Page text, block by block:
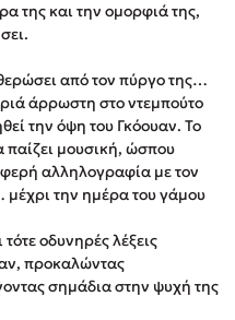
δεν είναι «το πρόβλημα»
την αγνοείς
Δανάη Δεληγεώργη
στον Άδη της
pizza από τον Άκη
της και την ομορφιά της,
από τον πύργο της…
άρρωστη στο ντεμπούτο
την όψη του Γκόουαν. Το
παίζει μουσική, ώσπου
αλληλογραφία με τον
την ημέρα του γάμου
οδυνηρές λέξεις
προκαλώντας
σημάδια στην ψυχή της